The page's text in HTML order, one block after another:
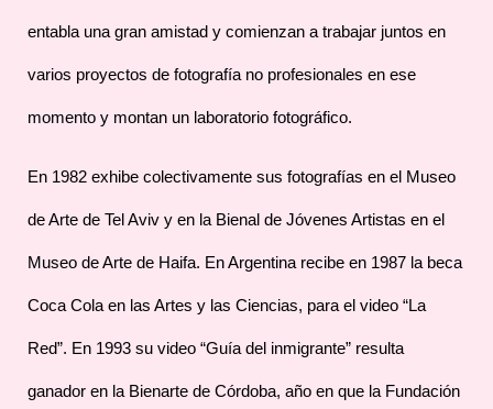
entabla una gran amistad y comienzan a trabajar juntos en
varios proyectos de fotografía no profesionales en ese
momento y montan un laboratorio fotográfico.
En 1982 exhibe colectivamente sus fotografías en el Museo
de Arte de Tel Aviv y en la Bienal de Jóvenes Artistas en el
Museo de Arte de Haifa. En Argentina recibe en 1987 la beca
Coca Cola en las Artes y las Ciencias, para el video “La
Red”. En 1993 su video “Guía del inmigrante” resulta
ganador en la Bienarte de Córdoba, año en que la Fundación